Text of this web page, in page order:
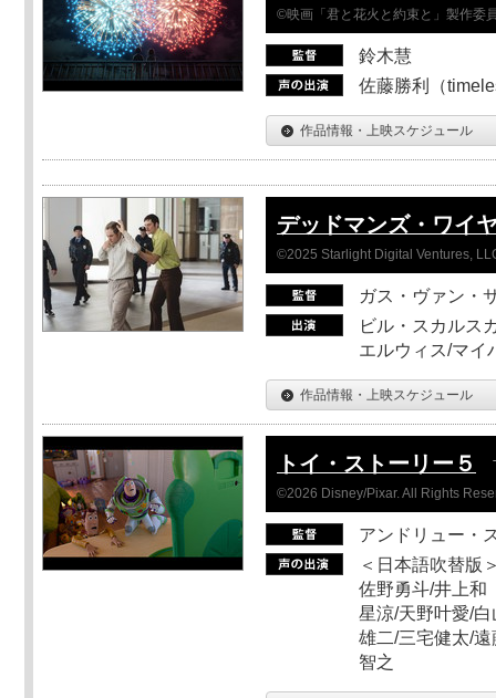
©映画「君と花火と約束と」製作委
鈴木慧
佐藤勝利（
作品情報・上映スケジュール
デッドマンズ・ワイ
©2025 Starlight Digital Ventures,
ガス・ヴァン・
ビル・スカルス
エルウィス/マイ
作品情報・上映スケジュール
トイ・ストーリー５
©2026 Disney/Pixar. All Rights
アンドリュー・
＜日本語吹替版
佐野勇斗/井上和
星涼/天野叶愛/
雄二/三宅健太/
智之